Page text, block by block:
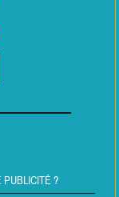
PUBLICITÉ ?